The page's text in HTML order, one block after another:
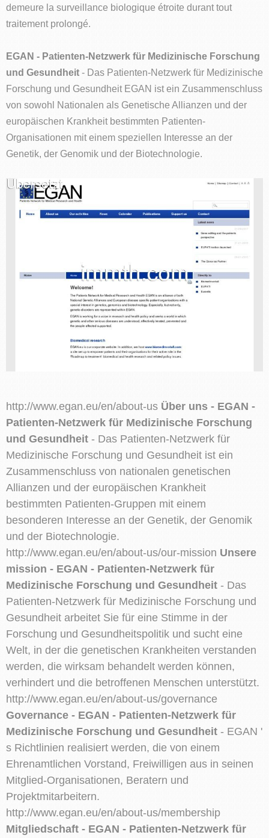
demeure la surveillance biologique étroite durant tout
traitement prolongé.
EGAN - Patienten-Netzwerk für Medizinische Forschung
und Gesundheit - Das Patienten-Netzwerk für Medizinische
Forschung und Gesundheit EGAN ist ein Zusammenschluss
von sowohl Nationalen als Genetische Allianzen und der
europäischen Krankheit bestimmten Patienten-
Organisationen mit einem speziellen Interesse an der
Genetik, der Genomik und der Biotechnologie.
http://www.egan.eu/en/about-us Über uns - EGAN -
Patienten-Netzwerk für Medizinische Forschung
und Gesundheit - Das Patienten-Netzwerk für
Medizinische Forschung und Gesundheit ist ein
Zusammenschluss von nationalen genetischen
Allianzen und der europäischen Krankheit
bestimmten Patienten-Gruppen mit einem
besonderen Interesse an der Genetik, der Genomik
und der Biotechnologie.
http://www.egan.eu/en/about-us/our-mission Unsere
mission - EGAN - Patienten-Netzwerk für
Medizinische Forschung und Gesundheit - Das
Patienten-Netzwerk für Medizinische Forschung und
Gesundheit arbeitet Sie für eine Stimme in der
Forschung und Gesundheitspolitik und sucht eine
Welt, in der die genetischen Krankheiten verstanden
werden, die wirksam behandelt werden können,
verhindert und die betroffenen Menschen unterstützt.
http://www.egan.eu/en/about-us/governance
Governance - EGAN - Patienten-Netzwerk für
Medizinische Forschung und Gesundheit - EGAN '
s Richtlinien realisiert werden, die von einem
Ehrenamtlichen Vorstand, Freiwilligen aus in seinen
Mitglied-Organisationen, Beratern und
Projektmitarbeitern.
http://www.egan.eu/en/about-us/membership
Mitgliedschaft - EGAN - Patienten-Netzwerk für